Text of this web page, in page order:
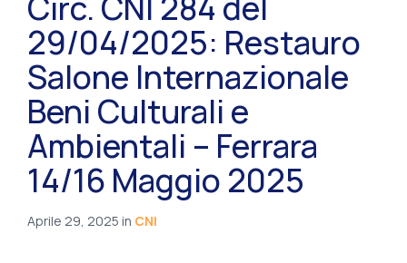
29/04/2025: Restauro
Salone Internazionale
Beni Culturali e
Ambientali – Ferrara
14/16 Maggio 2025
Aprile 29, 2025 in CNI